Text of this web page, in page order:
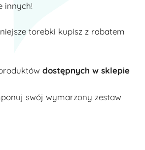
innych!
torebki kupisz z rabatem
dostępnych w sklepie
swój wymarzony zestaw